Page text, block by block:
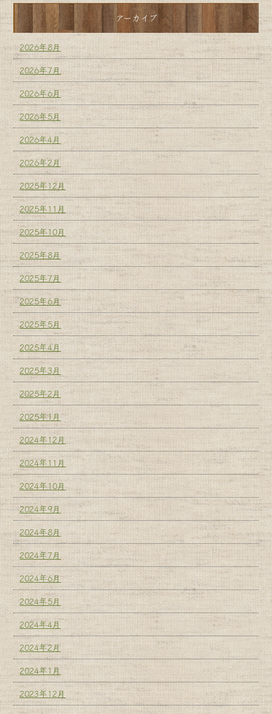
アーカイブ
2026年8月
2026年7月
2026年6月
2026年5月
2026年4月
2026年2月
2025年12月
2025年11月
2025年10月
2025年8月
2025年7月
2025年6月
2025年5月
2025年4月
2025年3月
2025年2月
2025年1月
2024年12月
2024年11月
2024年10月
2024年9月
2024年8月
2024年7月
2024年6月
2024年5月
2024年4月
2024年2月
2024年1月
2023年12月